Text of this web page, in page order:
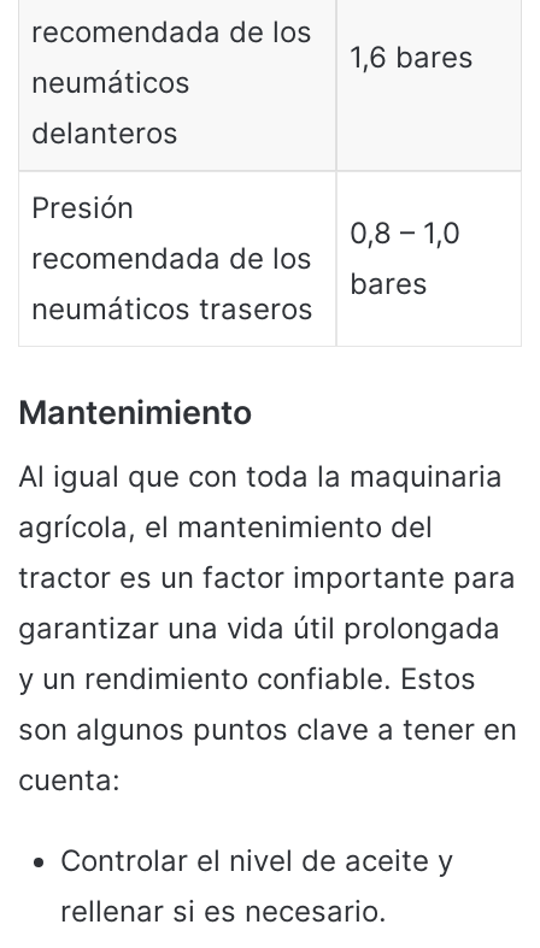
recomendada de los
neumáticos
delanteros
1,6 bares
Presión
recomendada de los
neumáticos traseros
0,8 – 1,0
bares
Mantenimiento
Al igual que con toda la maquinaria
agrícola, el mantenimiento del
tractor es un factor importante para
garantizar una vida útil prolongada
y un rendimiento confiable. Estos
son algunos puntos clave a tener en
cuenta:
Controlar el nivel de aceite y
rellenar si es necesario.